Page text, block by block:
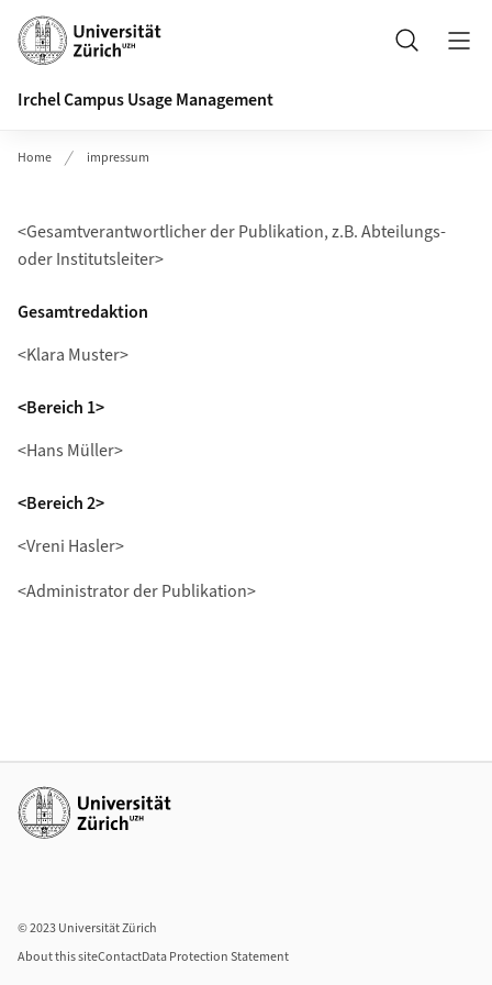
Header
Search
Irchel Campus Usage Management
Home impressum
<Gesamtverantwortlicher der Publikation, z.B. Abteilungs-
oder Institutsleiter>
Gesamtredaktion
<Klara Muster>
<Bereich 1>
<Hans Müller>
<Bereich 2>
<Vreni Hasler>
<Administrator der Publikation>
Additional links
© 2023 Universität Zürich
About this siteContactData Protection Statement